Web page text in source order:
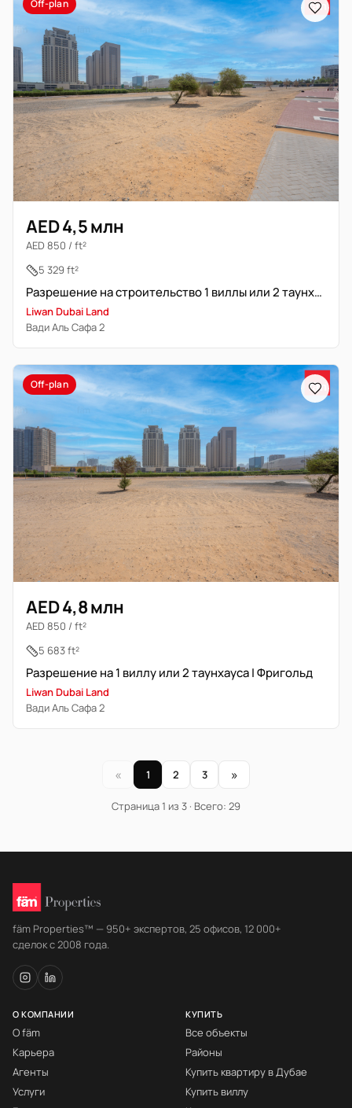
Off-plan
AED 4,5 млн
AED 850 / ft²
5 329 ft²
Разрешение на строительство 1 виллы или 2 таунхаусов | Фрихолд
Liwan Dubai Land
Вади Аль Сафа 2
Off-plan
AED 4,8 млн
AED 850 / ft²
5 683 ft²
Разрешение на 1 виллу или 2 таунхауса | Фригольд
Liwan Dubai Land
Вади Аль Сафа 2
« 1 2 3 »
Страница 1 из 3 · Всего: 29
fäm Properties™ — 950+ экспертов, 25 офисов, 12 000+
сделок с 2008 года.
О КОМПАНИИ
О fäm
Карьера
Агенты
Услуги
КУПИТЬ
Все объекты
Районы
Купить квартиру в Дубае
Купить виллу